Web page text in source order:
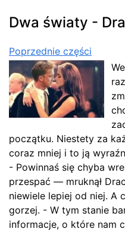
Dwa światy -
Poprzednie części
początku. Niestety za
coraz mniej i to ją
- Powinnaś się chyba
przespać — mruknął
niewiele lepiej od niej. A
gorzej. - W tym stanie
informacje, o które nam